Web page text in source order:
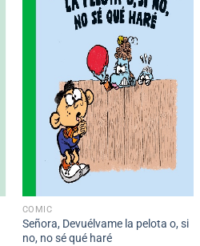
CÓMIC
Señora, Devuélvame la pelota o, si
no, no sé qué haré